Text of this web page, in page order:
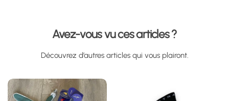
Avez-vous vu ces articles ?
Découvrez d’autres articles qui vous plairont.